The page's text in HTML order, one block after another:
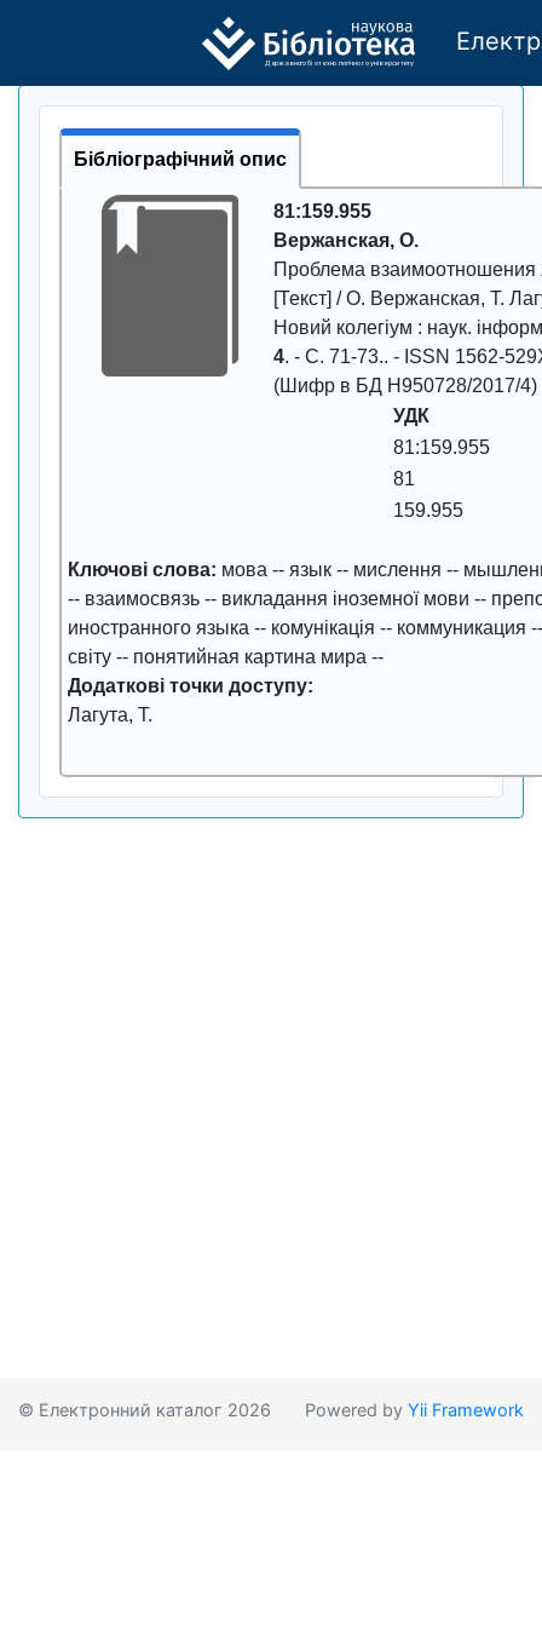
Державного бі отехно логічно го універси тету
Бібліографічний опис
81:159.955
Вержанская, О.
Проблема
[Текст] / О. Вержанская, Т.
Новий колегіум : наук.
4. - С. 71-73.. - ISSN 1562-
(Шифр в БД Н950728/2017/4)
УДК
81:159.955
81
159.955
Ключові слова: мова -- язык -- мислення --
-- взаимосвязь -- викладання іноземної мови --
иностранного языка -- комунікація -- коммуникация
світу -- понятийная картина мира --
Додаткові точки доступу:
Лагута, Т.
© Електронний каталог 2026 Powered by Yii Framework